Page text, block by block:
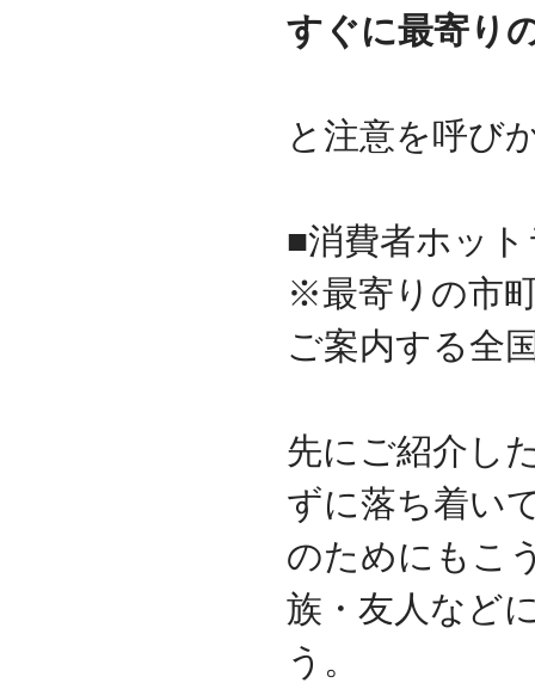
すぐに最寄り
と注意を呼び
■消費者ホッ
※最寄りの市
ご案内する全
先にご紹介し
ずに落ち着い
のためにもこ
族・友人など
う。